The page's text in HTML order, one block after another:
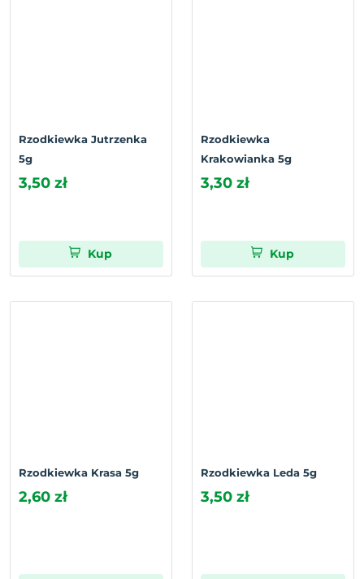
Rzodkiewka Jutrzenka
5g
3,50 zł
Kup
Rzodkiewka
Krakowianka 5g
3,30 zł
Kup
Rzodkiewka Krasa 5g
2,60 zł
Rzodkiewka Leda 5g
3,50 zł